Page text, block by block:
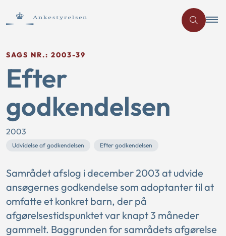
SAGS NR.: 2003-39
Efter
godkendelsen
2003
Udvidelse af godkendelsen Efter godkendelsen
Samrådet afslog i december 2003 at udvide
ansøgernes godkendelse som adoptanter til at
omfatte et konkret barn, der på
afgørelsestidspunktet var knapt 3 måneder
gammelt. Baggrunden for samrådets afgørelse